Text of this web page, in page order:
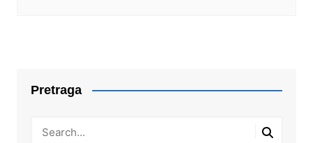
Pretraga